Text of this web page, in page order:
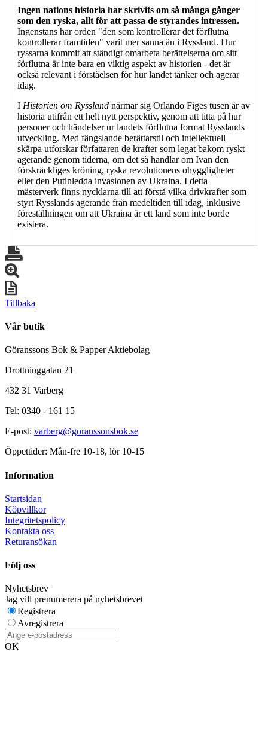
Ingen nations historia har skrivits om så många gånger
som den ryska, allt för att passa de styrandes intressen.
Ingenstans har orden "den som kontrollerar det förflutna
kontrollerar framtiden" varit mer sanna än i Ryssland. Hur
ryssarna kommit att ständigt omarbeta berättelserna om sitt
förflutna är inte bara en viktig aspekt av historien - det är
också relevant i förståelsen för hur landet tänker och agerar
idag.
I Historien om Ryssland närmar sig Orlando Figes tusen år av
historia utifrån ett helt nytt perspektiv, genom att titta på hur
personer och händelser ur landets förflutna format Rysslands
utveckling. Med fängslande berättarstil och intellektuell
skärpa utforskar författaren de krafter som legat bakom ryskt
agerande genom tiderna, om det så handlar om Ivan den
förskräckliges kröning, ryska revolutionens ohyggligheter
eller den Putinledda invasionen av Ukraina. I detta
mästerverk finns nycklarna till att förstå vilka drivkrafter som
styrt Rysslands agerande från medeltiden till idag, inklusive
föreställningen om att Ukraina är ett land som inte borde
existera.
Tillbaka
Vår butik
Göranssons Bok & Papper Aktiebolag
Drottninggatan 21
432 31 Varberg
Tel: 0340 - 161 15
E-post: varberg@goranssonsbok.se
Öppettider: Mån-fre 10-18, lör 10-15
Information
Startsidan
Köpvillkor
Integritetspolicy
Kontakta oss
Returansökan
Följ oss
Nyhetsbrev
Jag vill prenumerera på nyhetsbrevet
Registrera
Avregistrera
OK